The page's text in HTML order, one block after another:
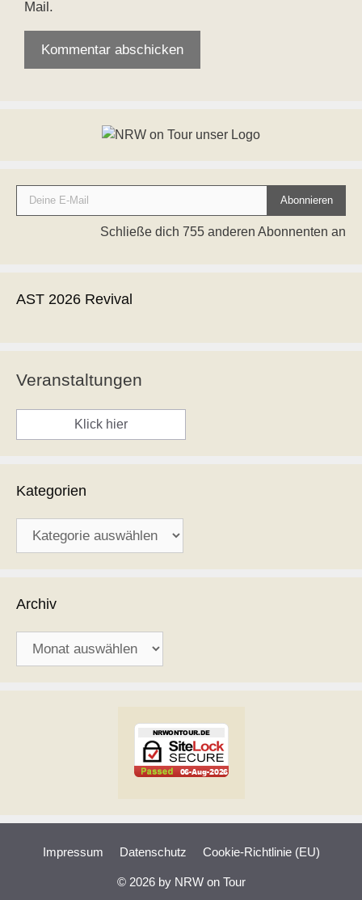
Mail.
Deine E-Mail
Abonnieren
Schließe dich 755 anderen Abonnenten an
AST 2026 Revival
Veranstaltungen
Klick hier
Kategorien
Archiv
Impressum Datenschutz Cookie-Richtlinie (EU)
© 2026 by NRW on Tour